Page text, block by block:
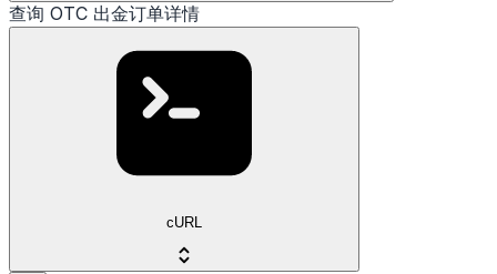
查询 OTC 出金订单详情
cURL